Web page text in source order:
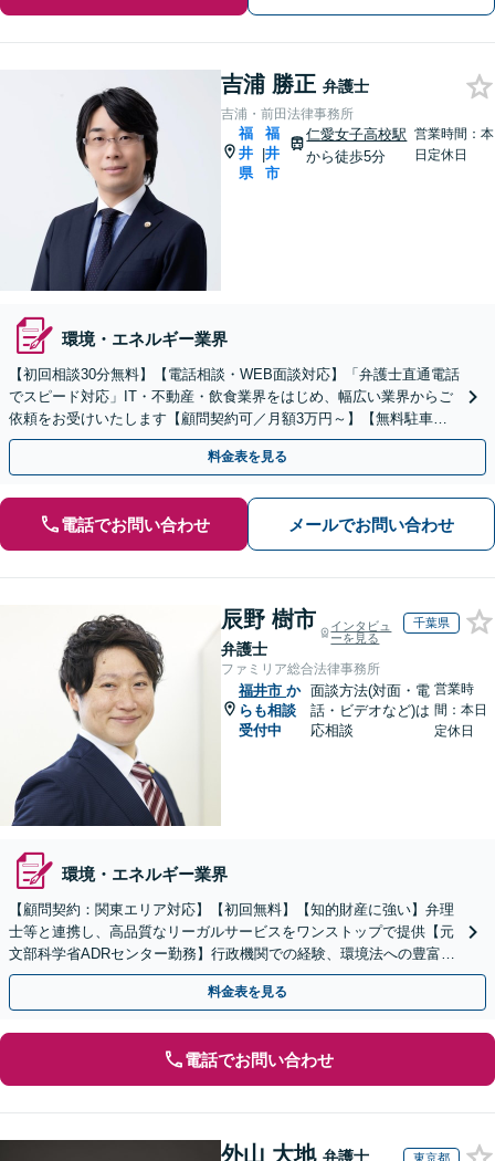
吉浦 勝正 弁護士
吉浦・前田法律事務所
福
井
県
|
福
井
市
仁愛女子高校駅
から徒歩5分
営業時間：本
日定休日
環境・エネルギー業界
【初回相談30分無料】【電話相談・WEB面談対応】「弁護士直通電話
でスピード対応」IT・不動産・飲食業界をはじめ、幅広い業界からご
依頼をお受けいたします【顧問契約可／月額3万円～】【無料駐車場
あり】【当日・夜間・土日対応可（要相談）】
料金表を見る
電話でお問い合わせ メールでお問い合わせ
辰野 樹市
弁護士
インタビュ
ーを見る
千葉県
ファミリア総合法律事務所
福井市 か
らも相談
受付中
面談方法(対面・電
話・ビデオなど)は
応相談
営業時
間：本日
定休日
環境・エネルギー業界
【顧問契約：関東エリア対応】【初回無料】【知的財産に強い】弁理
士等と連携し、高品質なリーガルサービスをワンストップで提供【元
文部科学省ADRセンター勤務】行政機関での経験、環境法への豊富な
知識を活かし、事業者さまの抱える問題を解決へ導きます
料金表を見る
電話でお問い合わせ
外山 大地 弁護士 東京都